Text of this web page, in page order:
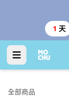
1 天
全部商品